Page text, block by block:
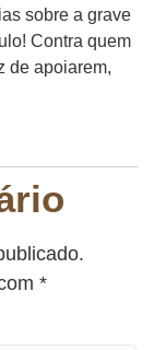
sobre a grave
Contra quem
de apoiarem,
*